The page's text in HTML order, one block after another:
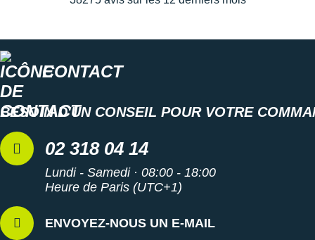
Renforts sur la tige et talon rembourré
Poids constaté chez i-Run : 274 g en taille 42
Coloris : bleu marine, noir, gris et bleu
Les autres produitsMillet
CONTACT
BESOIN D'UN CONSEIL POUR VOTRE
02 318 04 14
Lundi - Samedi · 08:00 - 18:00
Heure de Paris (UTC+1)
ENVOYEZ-NOUS UN E-MAIL